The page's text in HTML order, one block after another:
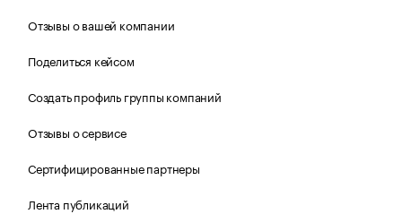
Отзывы о вашей компании
Поделиться кейсом
Создать профиль группы компаний
Отзывы о сервисе
Сертифицированные партнеры
Лента публикаций